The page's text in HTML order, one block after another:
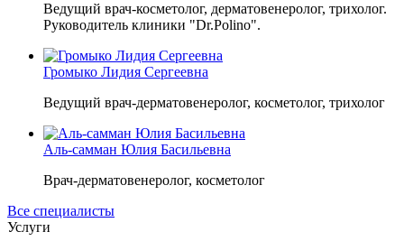
Ведущий врач-косметолог, дерматовенеролог, трихолог.
Руководитель клиники "Dr.Polino".
Громыко Лидия Сергеевна
Ведущий врач-дерматовенеролог, косметолог, трихолог
Аль-самман Юлия Басильевна
Врач-дерматовенеролог, косметолог
Все специалисты
Услуги